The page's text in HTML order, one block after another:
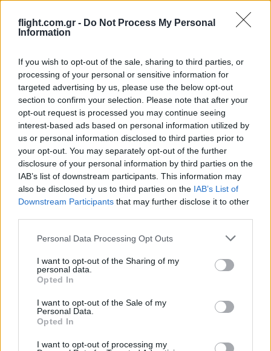
flight.com.gr - Do Not Process My Personal
Information
If you wish to opt-out of the sale, sharing to third parties, or
processing of your personal or sensitive information for
targeted advertising by us, please use the below opt-out
section to confirm your selection. Please note that after your
opt-out request is processed you may continue seeing
interest-based ads based on personal information utilized by
us or personal information disclosed to third parties prior to
your opt-out. You may separately opt-out of the further
disclosure of your personal information by third parties on the
IAB’s list of downstream participants. This information may
also be disclosed by us to third parties on the IAB’s List of
Downstream Participants that may further disclose it to other
Please note that this website/app uses one or more Google
not limited to your visit or usage behaviour. You may click to
grant or deny consent to Google and its third-party tags to
use your data for below specified purposes in below Google
consent section.
Personal Data Processing Opt Outs
I want to opt-out of the Sharing of my
personal data.
Opted In
I want to opt-out of the Sale of my
Personal Data.
Opted In
I want to opt-out of processing my
Η Τουρκική αμυντική βιομηχανία
εξαπλώνεται στη Λατινική Αμερική –
αποτύπωμα ήδη σε Χιλή, Βραζιλία,
Εκουαδόρ, Κολομβία, Αργεντινή
20:20
ΣΑΝ ΣΗΜΕΡΑ – 5 Αυγούστου 1964:
Επιχείρηση “Pierce Arrow”, η
Αεροπορία των ΗΠΑ “μπαίνει” στο
Ρομποτικοί πυροσβέστες: Τα Εμιράτα
δείχνουν το δρόμο – φωτό και βίντεο